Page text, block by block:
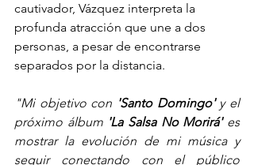
cautivador, Vázquez interpreta la
profunda atracción que une a dos
personas, a pesar de encontrarse
separados por la distancia.
"Mi objetivo con 'Santo Domingo' y el
próximo álbum 'La Salsa No Morirá' es
mostrar la evolución de mi música y
seguir conectando con el público